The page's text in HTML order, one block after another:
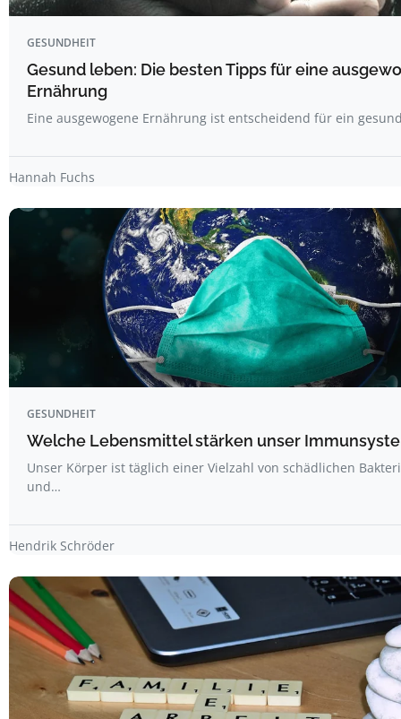
GESUNDHEIT
Gesund leben: Die besten Tipps für eine
Ernährung
Eine ausgewogene Ernährung ist entscheidend für ein
Hannah Fuchs
GESUNDHEIT
Welche Lebensmittel stärken unser
Unser Körper ist täglich einer Vielzahl von schädlichen
und…
Hendrik Schröder